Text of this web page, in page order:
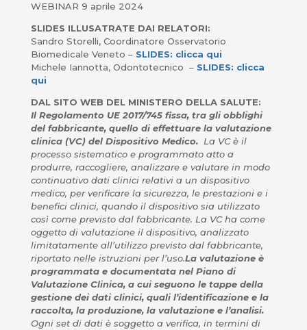
WEBINAR 9 aprile 2024
SLIDES ILLUSATRATE DAI RELATORI:
Sandro Storelli, Coordinatore Osservatorio
Biomedicale Veneto – SLIDES: clicca qui
Michele Iannotta, Odontotecnico – SLIDES: clicca
qui
DAL SITO WEB DEL MINISTERO DELLA SALUTE:
Il Regolamento UE 2017/745 fissa, tra gli obblighi
del fabbricante, quello di effettuare la valutazione
clinica (VC) del Dispositivo Medico.La VC è il
processo sistematico e programmato atto a
produrre, raccogliere, analizzare e valutare in modo
continuativo dati clinici relativi a un dispositivo
medico, per verificare la sicurezza, le prestazioni e i
benefici clinici, quando il dispositivo sia utilizzato
così come previsto dal fabbricante. La VC ha come
oggetto di valutazione il dispositivo, analizzato
limitatamente all’utilizzo previsto dal fabbricante,
riportato nelle istruzioni per l’uso.La valutazione è
programmata e documentata nel Piano di
Valutazione Clinica, a cui seguono le tappe della
gestione dei dati clinici, quali l’identificazione e la
raccolta, la produzione, la valutazione e l’analisi.
Ogni set di dati è soggetto a verifica, in termini di